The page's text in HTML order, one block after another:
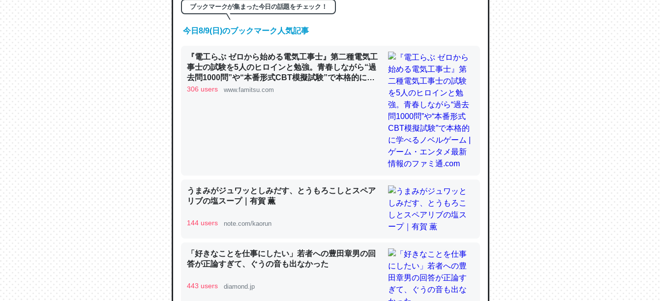
これは良記事。32768トークンだと英語小説100ページ分くらい。小説でいう「ずっと前
の伏線」は回収されないけど、短期記憶というには多い分量。進化すればするほど分かり
やすく強くなりそう
昆虫ってカルシウム少ないのか。知らんかった。調べたらコオロギのカルシウム分はエビ
─ニュース :: 【研究発表】昆虫学の大問題＝「昆虫はなぜ海にいないのか」に関する新仮説
論文では「淡水はカルシウムも酸素も不足してて両方に不利だから両方が拮抗してるので
は」とあって面白い。海にいる鋏角類（カブトガニ・ウミグモ）はカルシウムを使わずキ
チンを強化してる筈だが、酵素が違うのか？
─ニュース :: 【研究発表】昆虫学の大問題＝「昆虫はなぜ海にいないのか」に関する新仮説
これを元に考えるとカルシウムを大量に使う脊椎動物と貝類は苦労してるんだな…。腹足
ブックマークが集まった今日の話題をチェック！
今日8/9(日)のブックマーク人気記事
『電工らぶ ゼロから始める電気工事士』第二種電気工
事士の試験を5人のヒロインと勉強。青春しながら“過
去問1000問”や“本番形式CBT模擬試験”で本格的に学
べるノベルゲーム | ゲーム・エンタメ最新情報のファミ
306 users www.famitsu.com
うまみがジュワッとしみだす、とうもろこしとスペア
リブの塩スープ｜有賀 薫
144 users note.com/kaorun
「好きなことを仕事にしたい」若者への豊田章男の回
答が正論すぎて、ぐうの音も出なかった
443 users diamond.jp